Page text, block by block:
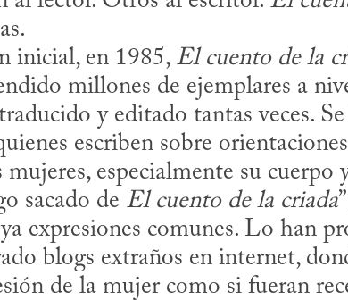
inicial, en 1985,
El cuento de la
millones de ejemplares a
y editado tantas veces.
escriben sobre
especialmente su cuerpo
sacado de El cuento de la criada
ya expresiones comunes. Lo han
blogs extraños en internet,
de la mujer como si fueran